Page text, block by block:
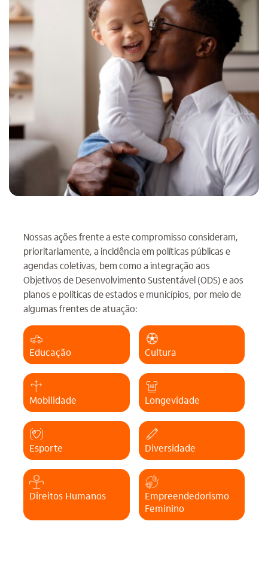
Nossas ações frente a este compromisso consideram,
prioritariamente, a incidência em políticas públicas e
agendas coletivas, bem como a integração aos
Objetivos de Desenvolvimento Sustentável (ODS) e aos
planos e políticas de estados e municípios, por meio de
algumas frentes de atuação:
Educação Cultura
Mobilidade Longevidade
Esporte Diversidade
Direitos Humanos
Empreendedorismo
Feminino